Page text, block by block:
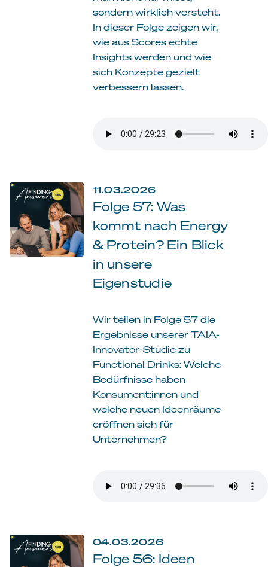
sondern wirklich versteht.
In dieser Folge zeigen wir,
wie aus Scores echte
Insights werden und wie
sich Konzepte gezielt
verbessern lassen.
11.03.2026
Folge 57: Was
kommt nach Energy
& Protein? Ein Blick
in unsere
Eigenstudie
Wir teilen in Folge 57 die
Ergebnisse unserer TAIA-
Innovator-Studie zu
Functional Drinks: Welche
Bedürfnisse haben
Konsument:innen und
welche neuen Ideenräume
eröffnen sich für
Unternehmen?
04.03.2026
Folge 56: Ideen